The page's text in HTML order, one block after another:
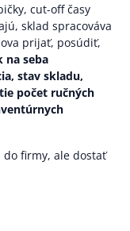
cut-off časy
sklad spracováva
prijať, posúdiť,
na seba
stav skladu,
počet ručných
firmy, ale dostať